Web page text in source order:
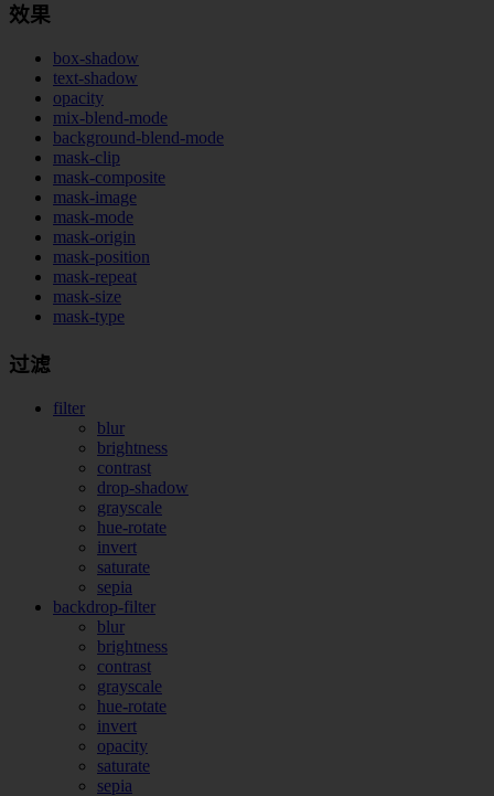
效果
box-shadow
text-shadow
opacity
mix-blend-mode
background-blend-mode
mask-clip
mask-composite
mask-image
mask-mode
mask-origin
mask-position
mask-repeat
mask-size
mask-type
过滤
filter
blur
brightness
contrast
drop-shadow
grayscale
hue-rotate
invert
saturate
sepia
backdrop-filter
blur
brightness
contrast
grayscale
hue-rotate
invert
opacity
saturate
sepia